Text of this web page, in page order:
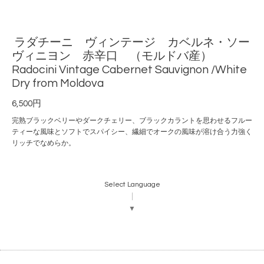
ラダチーニ ヴィンテージ カベルネ・ソー
ヴィニヨン 赤辛口 （モルドバ産）
Radocini Vintage Cabernet Sauvignon /White
Dry from Moldova
6,500円
完熟ブラックベリーやダークチェリー、ブラックカラントを思わせるフルー
ティーな風味とソフトでスパイシー、繊細でオークの風味が溶け合う力強く
リッチでなめらか。
Select Language
▼